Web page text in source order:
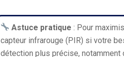
Astuce pratique : Pour
capteur infrarouge (PIR) si votre
détection plus précise,